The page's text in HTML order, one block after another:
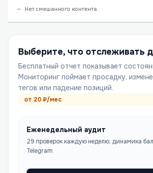
Нет смешанного контента
Выберите, что отслеживать
Бесплатный отчет показывает
Мониторинг поймает просадку,
тегов или падение позиций.
от 20₽/мес
Еженедельный аудит
29 проверок каждую неделю, динамика
Telegram.